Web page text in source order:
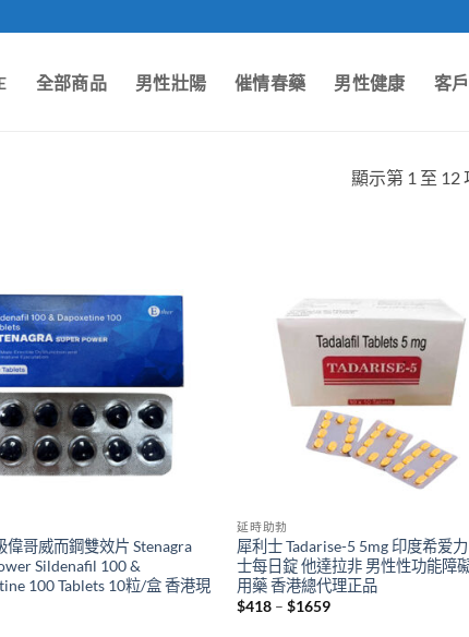
全部商品 男性壯陽 催情春藥 男性健康 客
顯示第 1 至 12
偉哥威而鋼雙效片 Stenagra
Sildenafil 100 &
100 Tablets 10粒/盒 香港現
延時助勃
犀利士 Tadarise-5 5mg 印度希爱
士每日錠 他達拉非 男性性功能障
用藥 香港總代理正品
$418 – $1659Price